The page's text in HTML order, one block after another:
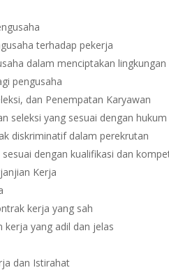
terhadap pekerja
dalam menciptakan
pengusaha
dan Penempatan Karyawan
seleksi yang sesuai dengan hukum
diskriminatif dalam perekrutan
dengan kualifikasi dan
Kerja
kerja yang sah
kerja yang adil dan jelas
dan Istirahat